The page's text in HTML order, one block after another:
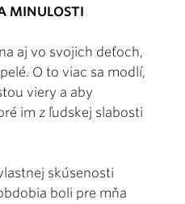
MINULOSTI
aj vo svojich deťoch,
O to viac sa modlí,
viery a aby
im z ľudskej slabosti
skúsenosti
boli pre mňa